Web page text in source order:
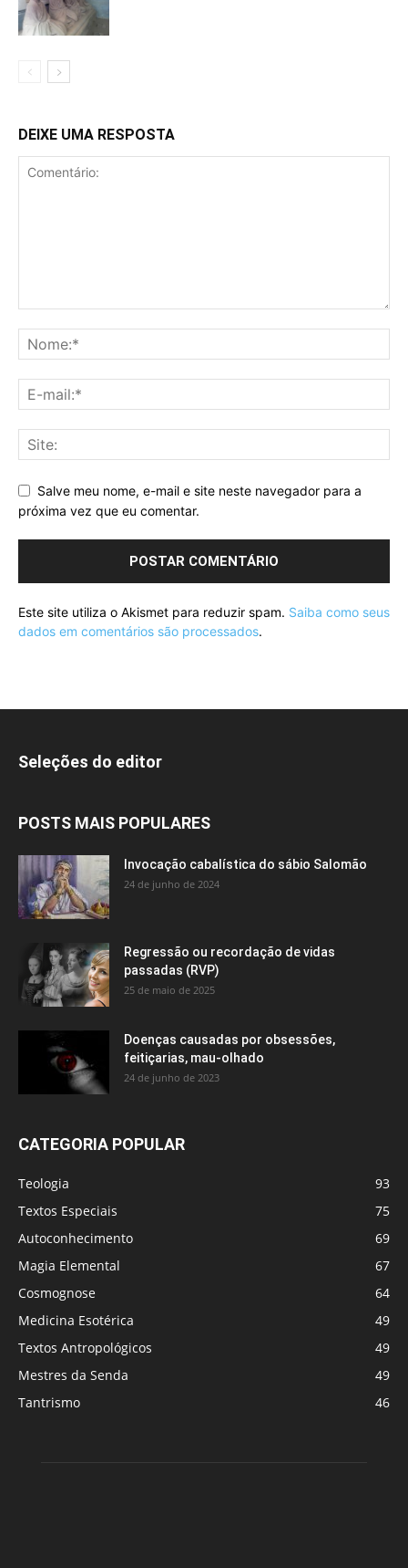
DEIXE UMA RESPOSTA
Salve meu nome, e-mail e site neste navegador para a
próxima vez que eu comentar.
Este site utiliza o Akismet para reduzir spam. Saiba como seus
dados em comentários são processados.
Seleções do editor
POSTS MAIS POPULARES
Invocação cabalística do sábio Salomão
24 de junho de 2024
Regressão ou recordação de vidas
passadas (RVP)
25 de maio de 2025
Doenças causadas por obsessões,
feitiçarias, mau-olhado
24 de junho de 2023
CATEGORIA POPULAR
Teologia
93
Textos Especiais
75
Autoconhecimento
69
Magia Elemental
67
Cosmognose
64
Medicina Esotérica
49
Textos Antropológicos
49
Mestres da Senda
49
Tantrismo
46